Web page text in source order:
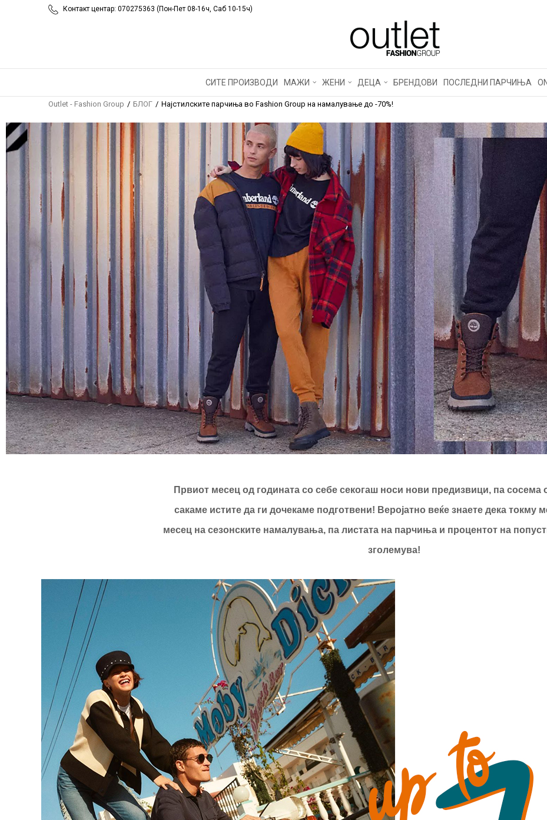
Контакт центар: 070275363 (Пон-Пет 08-16ч, Саб 10-15ч)
СИТЕ ПРОИЗВОДИ МАЖИ ЖЕНИ ДЕЦА БРЕНДОВИ ПОСЛЕДНИ ПАРЧИЊА
Outlet - Fashion Group БЛОГ Најстилските парчиња во Fashion Group на намалување до -70%!
НАЈСТИЛСКИТЕ ПАРЧИЊА ВО
GROUP НА НАМАЛУВАЊЕ ДО -
Првиот месец од годината со себе секогаш носи нови предизвици, па сосема
сакаме истите да ги дочекаме подготвени! Веројатно веќе знаете дека токму
месец на сезонските намалувања, па листата на парчиња и процентот на
зголемува!